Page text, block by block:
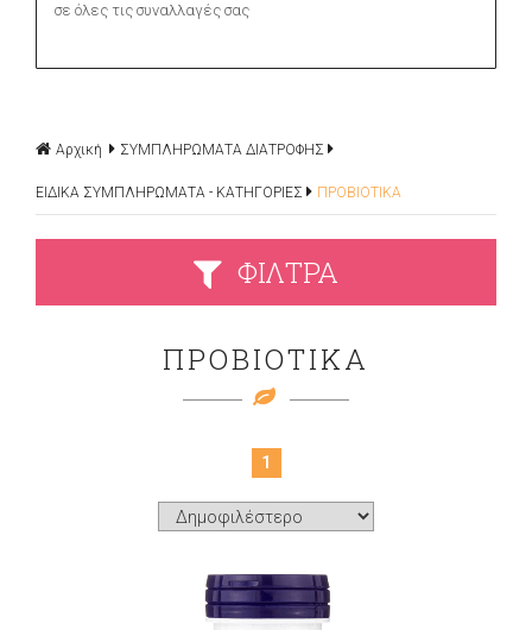
σε όλες τις συναλλαγές σας
Αρχική ΣΥΜΠΛΗΡΩΜΑΤΑ ΔΙΑΤΡΟΦΗΣ
ΕΙΔΙΚΑ ΣΥΜΠΛΗΡΩΜΑΤΑ - ΚΑΤΗΓΟΡΙΕΣ ΠΡΟΒΙΟΤΙΚΑ
ΦΙΛΤΡΑ
ΠΡΟΒΙΟΤΙΚΑ
1